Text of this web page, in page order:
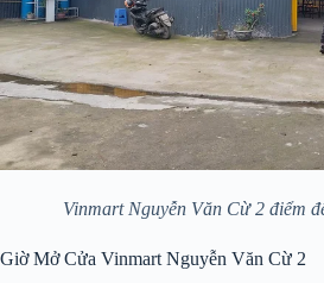
Vinmart Nguyễn Văn Cừ 2 điểm
Giờ Mở Cửa Vinmart Nguyễn Văn Cừ 2